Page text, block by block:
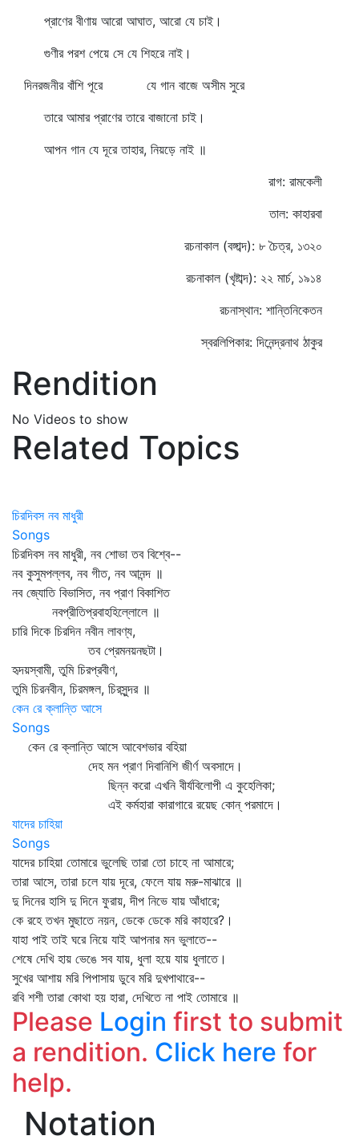
প্রাণের বীণায় আরো আঘাত, আরো যে চাই।
গুণীর পরশ পেয়ে সে যে শিহরে নাই।
দিনরজনীর বাঁশি পূরে যে গান বাজে অসীম সুরে
তারে আমার প্রাণের তারে বাজানো চাই।
আপন গান যে দূরে তাহার, নিয়ড়ে নাই ॥
রাগ: রামকেলী
তাল: কাহারবা
রচনাকাল (বঙ্গাব্দ): ৮ চৈত্র, ১৩২০
রচনাকাল (খৃষ্টাব্দ): ২২ মার্চ, ১৯১৪
রচনাস্থান: শান্তিনিকেতন
স্বরলিপিকার: দিনেন্দ্রনাথ ঠাকুর
Rendition
No Videos to show
Related Topics
চিরদিবস নব মাধুরী
Songs
চিরদিবস নব মাধুরী, নব শোভা তব বিশ্বে--
নব কুসুমপল্লব, নব গীত, নব আনন্দ ॥
নব জ্যোতি বিভাসিত, নব প্রাণ বিকাশিত
নবপ্রীতিপ্রবাহহিল্লোলে ॥
চারি দিকে চিরদিন নবীন লাবণ্য,
তব প্রেমনয়নছটা।
হৃদয়স্বামী, তুমি চিরপ্রবীণ,
তুমি চিরনবীন, চিরমঙ্গল, চিরসুন্দর ॥
কেন রে ক্লান্তি আসে
Songs
কেন রে ক্লান্তি আসে আবেশভার বহিয়া
দেহ মন প্রাণ দিবানিশি জীর্ণ অবসাদে।
ছিন্ন করো এখনি বীর্যবিলোপী এ কুহেলিকা;
এই কর্মহারা কারাগারে রয়েছ কোন্‌ পরমাদে।
যাদের চাহিয়া
Songs
যাদের চাহিয়া তোমারে ভুলেছি তারা তো চাহে না আমারে;
তারা আসে, তারা চলে যায় দূরে, ফেলে যায় মরু-মাঝারে ॥
দু দিনের হাসি দু দিনে ফুরায়, দীপ নিভে যায় আঁধারে;
কে রহে তখন মুছাতে নয়ন, ডেকে ডেকে মরি কাহারে?।
যাহা পাই তাই ঘরে নিয়ে যাই আপনার মন ভুলাতে--
শেষে দেখি হায় ভেঙে সব যায়, ধুলা হয়ে যায় ধুলাতে।
সুখের আশায় মরি পিপাসায় ডুবে মরি দুখপাথারে--
রবি শশী তারা কোথা হয় হারা, দেখিতে না পাই তোমারে ॥
Please Login first to submit
a rendition. Click here for
help.
Notation